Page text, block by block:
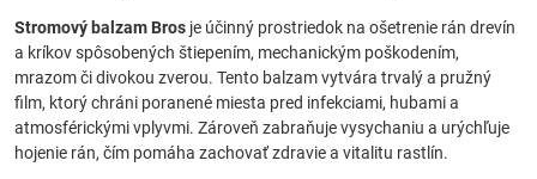
Stromový balzam Bros je účinný prostriedok na ošetrenie rán drevín
a kríkov spôsobených štiepením, mechanickým poškodením,
mrazom či divokou zverou. Tento balzam vytvára trvalý a pružný
film, ktorý chráni poranené miesta pred infekciami, hubami a
atmosférickými vplyvmi. Zároveň zabraňuje vysychaniu a urýchľuje
hojenie rán, čím pomáha zachovať zdravie a vitalitu rastlín.